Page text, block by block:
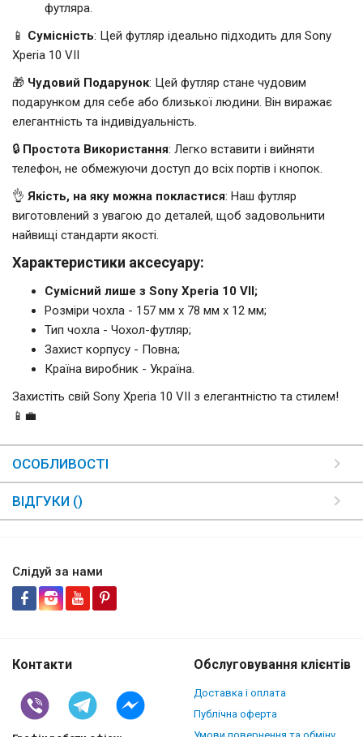
футляра.
📱 Сумісність: Цей футляр ідеально підходить для Sony
Xperia 10 VII
🎁 Чудовий Подарунок: Цей футляр стане чудовим
подарунком для себе або близької людини. Він виражає
елегантність та індивідуальність.
🔒 Простота Використання: Легко вставити і вийняти
телефон, не обмежуючи доступ до всіх портів і кнопок.
👌 Якість, на яку можна покластися: Наш футляр
виготовлений з увагою до деталей, щоб задовольнити
найвищі стандарти якості.
Характеристики аксесуару:
Сумісний лише з Sony Xperia 10 VII;
Розміри чохла - 157 мм x 78 мм x 12 мм;
Тип чохла - Чохол-футляр;
Захист корпусу - Повна;
Країна виробник - Україна.
Захистіть свій Sony Xperia 10 VII з елегантністю та стилем!
📱💼
ОСОБЛИВОСТІ
ВІДГУКИ ()
Слідуй за нами
Контакти Обслуговування клієнтів
Доставка і оплата
Публічна оферта